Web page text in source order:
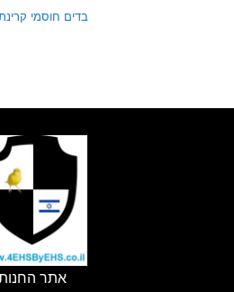
בדים חוסמי קרינת רדיו
אתר החנות